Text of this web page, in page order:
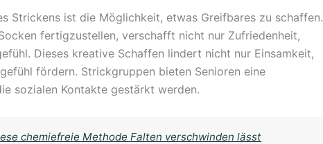
Strickens ist die Möglichkeit, etwas Greifbares zu schaffen.
fertigzustellen, verschafft nicht nur Zufriedenheit,
Dieses kreative Schaffen lindert nicht nur Einsamkeit,
fördern. Strickgruppen bieten Senioren eine
sozialen Kontakte gestärkt werden.
chemiefreie Methode Falten verschwinden lässt